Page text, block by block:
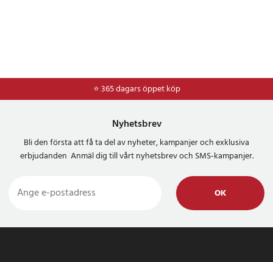
⭐ 365 dagars öppet köp
⭐Frakt 49kr *
Nyhetsbrev
Bli den första att få ta del av nyheter, kampanjer och exklusiva
erbjudanden Anmäl dig till vårt nyhetsbrev och SMS-kampanjer.
OK